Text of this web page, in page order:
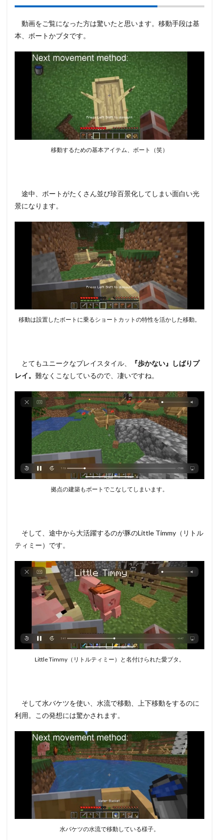
動画をご覧になった方は驚いたと思います。移動手段は基
本、ボートかブタです。
移動するための基本アイテム、ボート（笑）
途中、ボートがたくさん並び珍百景化してしまい面白い光
景になります。
移動は設置したボートに乗るショートカットの特性を活かした移動。
とてもユニークなプレイスタイル、
『歩かない』しばりプ
レイ。 難なくこなしているので、凄いですね。
拠点の建築もボートでこなしてしまいます。
そして、途中から大活躍するのが豚のLittle Timmy（リトル
ティミー）です。
Little Timmy（リトルティミー）と名付けられた愛ブタ。
そして水バケツを使い、水流で移動、上下移動をするのに
利用。この発想には驚かされます。
水バケツの水流で移動している様子。